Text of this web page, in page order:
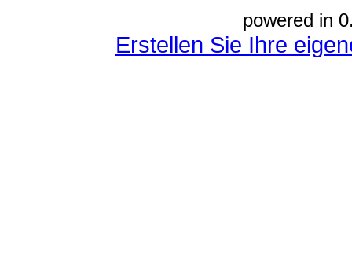
powered in
Erstellen Sie Ihre